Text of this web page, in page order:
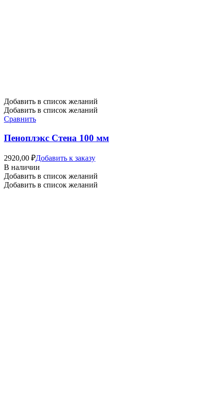
Добавить в список желаний
Добавить в список желаний
Сравнить
Пеноплэкс Стена 100 мм
2920,00 ₽Добавить к заказу
В наличии
Добавить в список желаний
Добавить в список желаний